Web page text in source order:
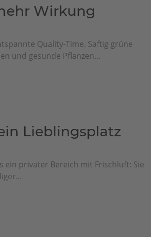
Wirkung
Quality-Time. Saftig grüne
und gesunde Pflanzen...
Lieblingsplatz
ein privater Bereich mit Frischluft: Sie